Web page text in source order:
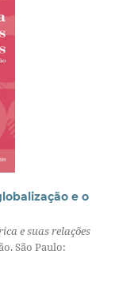
e o
e suas relações
São Paulo: